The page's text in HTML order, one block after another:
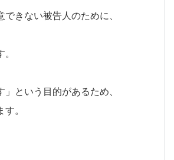
きない被告人のために、
という目的があるため、
。